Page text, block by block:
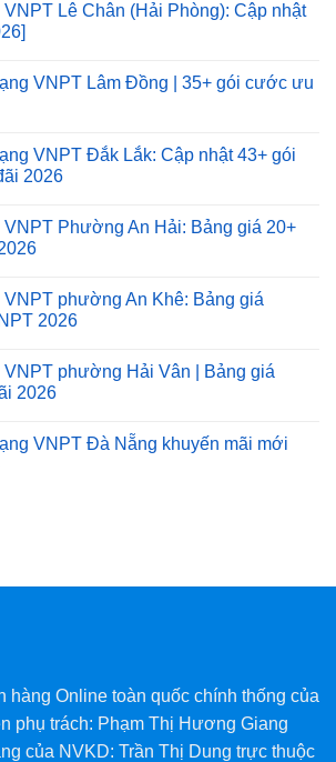
VNPT Lê Chân (Hải Phòng): Cập nhật
VNPT Lâm Đồng | 35+ gói cước ưu
VNPT Đắk Lắk: Cập nhật 43+ gói
2026
VNPT Phường An Hải: Bảng giá 20+
VNPT phường An Khê: Bảng giá
2026
VNPT phường Hải Vân | Bảng giá
2026
VNPT Đà Nẵng khuyến mãi mới
hàng Online toàn quốc chính thống của
phụ trách: Phạm Thị Hương Giang
của NVKD: Trần Thị Dung trực thuộc